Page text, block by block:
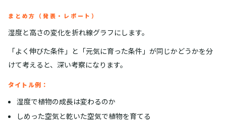
まとめ方（発表・レポート）
湿度と高さの変化を折れ線グラフにします。
「よく伸びた条件」と「元気に育った条件」が同じかどうかを分
けて考えると、深い考察になります。
タイトル例：
湿度で植物の成長は変わるのか
しめった空気と乾いた空気で植物を育てる